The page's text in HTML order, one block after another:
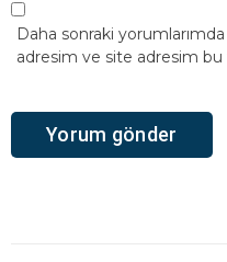
Daha sonraki
adresim ve site adresim bu